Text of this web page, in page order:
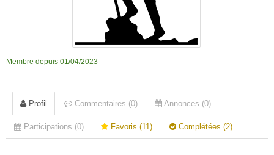
Membre depuis 01/04/2023
Profil Commentaires (0) Annonces (0)
Participations (0) Favoris (11) Complétées (2)